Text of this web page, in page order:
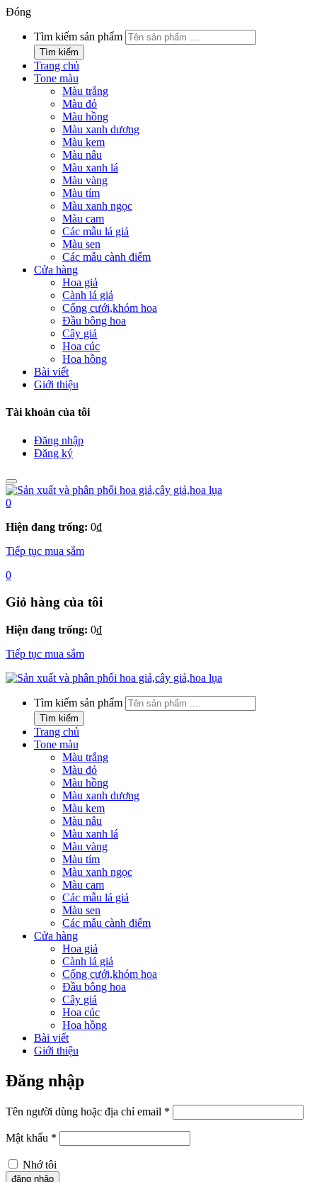
Đóng
Tìm kiếm sản phẩm
Tìm kiếm
Trang chủ
Tone màu
Màu trắng
Màu đỏ
Màu hồng
Màu xanh dương
Màu kem
Màu nâu
Màu xanh lá
Màu vàng
Màu tím
Màu xanh ngọc
Màu cam
Các mẫu lá giả
Màu sen
Các mẫu cành điểm
Cửa hàng
Hoa giả
Cành lá giả
Cổng cưới,khóm hoa
Đầu bông hoa
Cây giả
Hoa cúc
Hoa hồng
Bài viết
Giới thiệu
Tài khoản của tôi
Đăng nhập
Đăng ký
0
Hiện đang trống: 0₫
Tiếp tục mua sắm
0
Giỏ hàng của tôi
Hiện đang trống: 0₫
Tiếp tục mua sắm
Tìm kiếm sản phẩm
Tìm kiếm
Trang chủ
Tone màu
Màu trắng
Màu đỏ
Màu hồng
Màu xanh dương
Màu kem
Màu nâu
Màu xanh lá
Màu vàng
Màu tím
Màu xanh ngọc
Màu cam
Các mẫu lá giả
Màu sen
Các mẫu cành điểm
Cửa hàng
Hoa giả
Cành lá giả
Cổng cưới,khóm hoa
Đầu bông hoa
Cây giả
Hoa cúc
Hoa hồng
Bài viết
Giới thiệu
Đăng nhập
Tên người dùng hoặc địa chỉ email *
Mật khẩu *
Nhớ tôi